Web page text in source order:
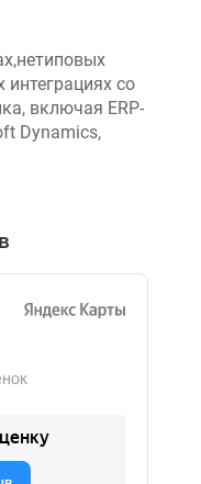
со
включая ERP-
Dynamics,